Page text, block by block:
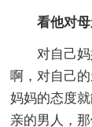
看他对
对自己
啊，对自己
妈妈的态度
亲的男人，